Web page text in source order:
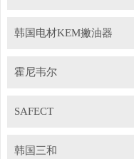
韩国电材KEM撇油器
霍尼韦尔
SAFECT
韩国三和